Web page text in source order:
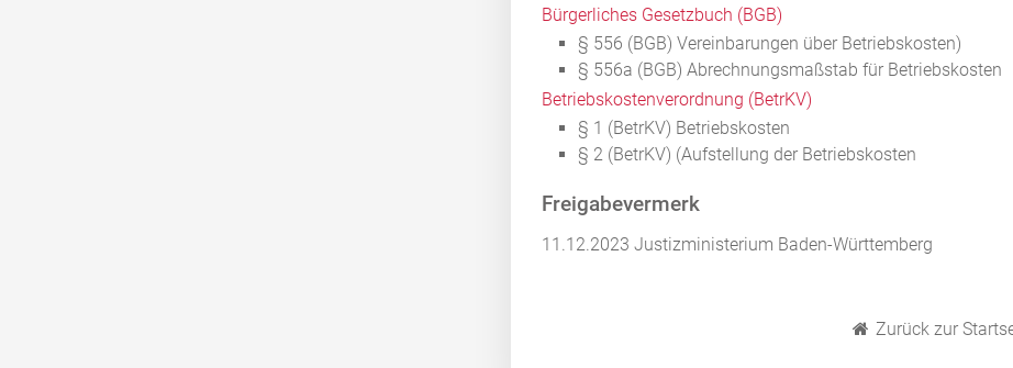
Bürgerliches Gesetzbuch (BGB)
§ 556 (BGB)Vereinbarungen über Betriebskosten)
§ 556a (BGB) Abrechnungsmaßstab für Betriebskosten
Betriebskostenverordnung (BetrKV)
§ 1 (BetrKV) Betriebskosten
§ 2 (BetrKV) (Aufstellung der Betriebskosten
Freigabevermerk
11.12.2023 Justizministerium Baden-Württemberg
Zurück zur